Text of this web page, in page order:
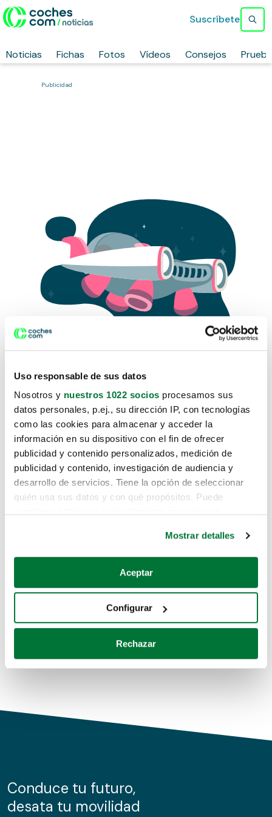
Uso responsable de sus datos
Nosotros y nuestros 1022 socios procesamos sus
datos personales, p.ej., su dirección IP, con tecnologías
como las cookies para almacenar y acceder la
información en su dispositivo con el fin de ofrecer
publicidad y contenido personalizados, medición de
publicidad y contenido, investigación de audiencia y
desarrollo de servicios. Tiene la opción de seleccionar
quién usa sus datos y con qué propósitos. Puede
Si lo permite, también quisiéramos:
Recopilar información sobre su ubicación geográfica
Identificar su dispositivo analizándolo activamente
para buscar características específicas (huellas
Obtenga más información sobre cómo se procesan sus
de cookies.
información sobre el uso que haga del sitio web con
nuestros partners de redes sociales, publicidad y análisis
Mostrar detalles
Aceptar
Configurar
Rechazar
Noticias Fichas Fotos Vídeos Consejos
Suscríbete
Publicidad
Lo sentimos, no sabemos como
te hemos traido hasta aquí.
Pero puedes encontrar el coche que estás
buscando en alguno de estos enlaces:
Coches de segunda mano
Coches de km0
Conduce tu futuro,
desata tu movilidad